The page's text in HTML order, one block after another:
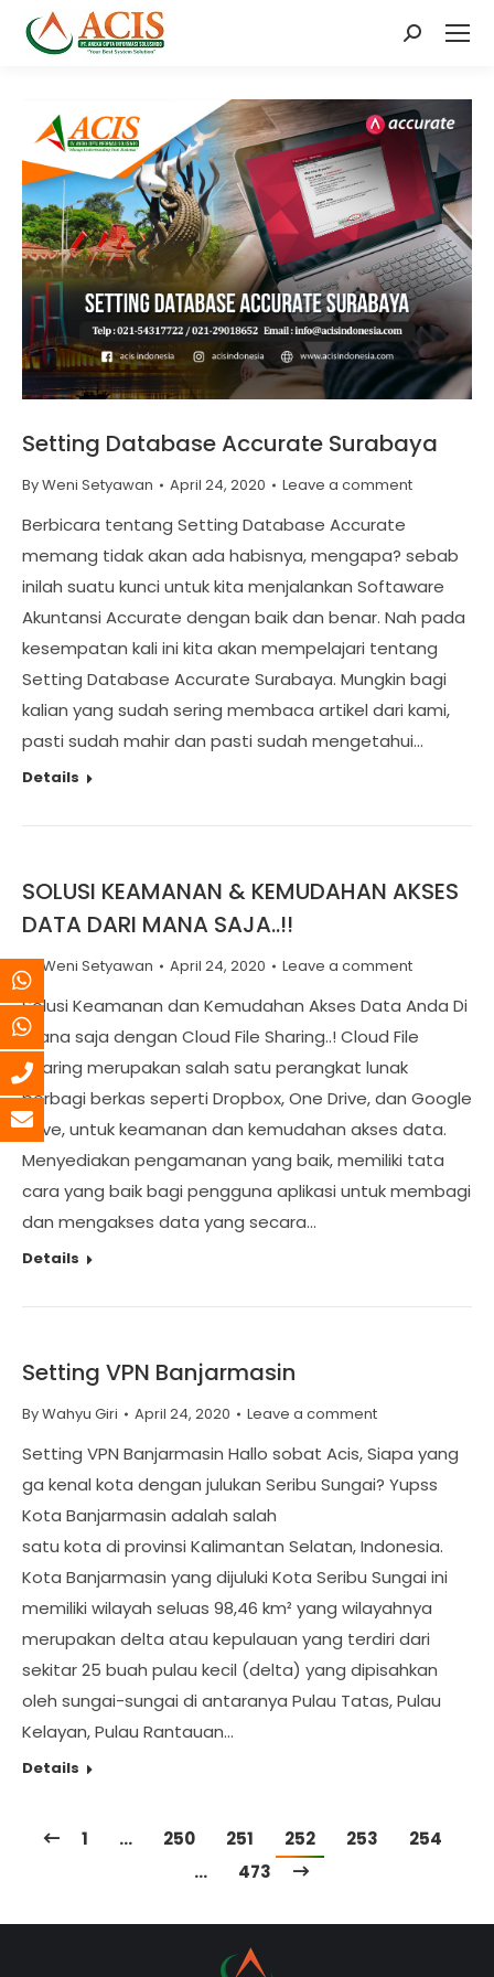
Search:
Setting Database Accurate Surabaya
ByWeni Setyawan April 24, 2020 Leave a comment
Berbicara tentang Setting Database Accurate
memang tidak akan ada habisnya, mengapa? sebab
inilah suatu kunci untuk kita menjalankan Softaware
Akuntansi Accurate dengan baik dan benar. Nah pada
kesempatan kali ini kita akan mempelajari tentang
Setting Database Accurate Surabaya. Mungkin bagi
kalian yang sudah sering membaca artikel dari kami,
pasti sudah mahir dan pasti sudah mengetahui…
Details
SOLUSI KEAMANAN & KEMUDAHAN AKSES
DATA DARI MANA SAJA..!!
ByWeni Setyawan April 24, 2020 Leave a comment
Solusi Keamanan dan Kemudahan Akses Data Anda Di
mana saja dengan Cloud File Sharing..! Cloud File
Sharing merupakan salah satu perangkat lunak
berbagi berkas seperti Dropbox, One Drive, dan Google
Drive, untuk keamanan dan kemudahan akses data.
Menyediakan pengamanan yang baik, memiliki tata
cara yang baik bagi pengguna aplikasi untuk membagi
dan mengakses data yang secara…
Details
Setting VPN Banjarmasin
ByWahyu Giri April 24, 2020 Leave a comment
Setting VPN Banjarmasin Hallo sobat Acis, Siapa yang
ga kenal kota dengan julukan Seribu Sungai? Yupss
Kota Banjarmasin adalah salah
satu kota di provinsi Kalimantan Selatan, Indonesia.
Kota Banjarmasin yang dijuluki Kota Seribu Sungai ini
memiliki wilayah seluas 98,46 km² yang wilayahnya
merupakan delta atau kepulauan yang terdiri dari
sekitar 25 buah pulau kecil (delta) yang dipisahkan
oleh sungai-sungai di antaranya Pulau Tatas, Pulau
Kelayan, Pulau Rantauan…
Details
1 … 250 251 252 253
254
…
473